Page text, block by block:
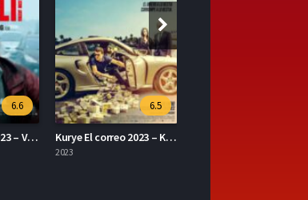
6.5
Kurye El correo 2023 – Kurye 1080p Turkce Dublaj izle
7.1
The Ministry of Ungentlemanly Warfare 2024 – Centilmen Olmayan Savaş Bakanlığı 1080p Turkce Dublaj izle
2024